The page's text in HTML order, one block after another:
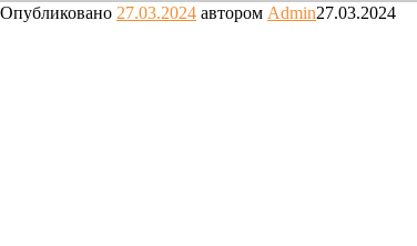
Опубликовано 27.03.2024 автором Admin27.03.2024